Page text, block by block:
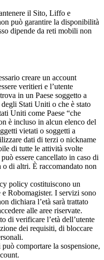
il Sito, Liffo e
può garantire la disponibilità
dipende da reti mobili non
creare un account
veritieri e l’utente
in un Paese soggetto a
Stati Uniti o che è stato
Uniti come Paese “che
è incluso in alcun elenco del
vietati o soggetti a
dati di terzi o nickname
di tutte le attività svolte
essere cancellato in caso di
di altri. È raccomandato non
policy costituiscono un
Robomagister. I servizi sono
dichiara l’età sarà trattato
alle aree riservate.
di verificare l’età dell’utente
dei requisiti, di bloccare
comportare la sospensione,